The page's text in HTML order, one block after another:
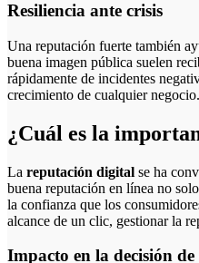
Resiliencia ante crisis
Una reputación fuerte también
buena imagen pública suelen
rápidamente de incidentes
crecimiento de cualquier negocio.
¿Cuál es la
La reputación digital se ha
buena reputación en línea no
la confianza que los
alcance de un clic, gestionar la
Impacto en la decisión